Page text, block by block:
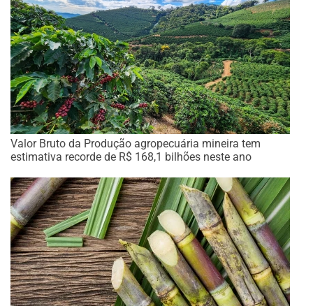
Valor Bruto da Produção agropecuária mineira tem
estimativa recorde de R$ 168,1 bilhões neste ano